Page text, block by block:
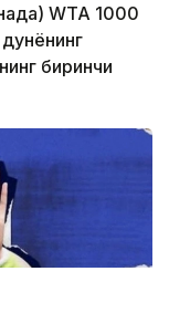
WТА 1000
биринчи